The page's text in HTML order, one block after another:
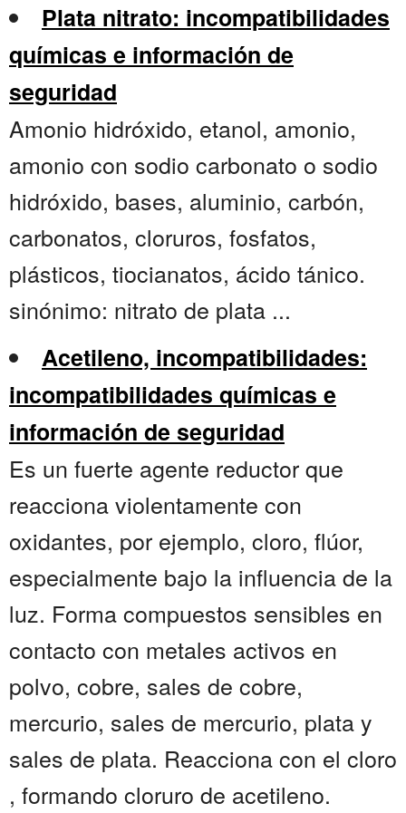
Plata nitrato: incompatibilidades
químicas e información de
seguridad
Amonio hidróxido, etanol, amonio,
amonio con sodio carbonato o sodio
hidróxido, bases, aluminio, carbón,
carbonatos, cloruros, fosfatos,
plásticos, tiocianatos, ácido tánico.
sinónimo: nitrato de plata ...
Acetileno, incompatibilidades:
incompatibilidades químicas e
información de seguridad
Es un fuerte agente reductor que
reacciona violentamente con
oxidantes, por ejemplo, cloro, flúor,
especialmente bajo la influencia de la
luz. Forma compuestos sensibles en
contacto con metales activos en
polvo, cobre, sales de cobre,
mercurio, sales de mercurio, plata y
sales de plata. Reacciona con el cloro
, formando cloruro de acetileno.